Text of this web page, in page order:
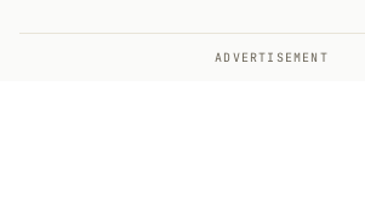
ADVERTISEMENT